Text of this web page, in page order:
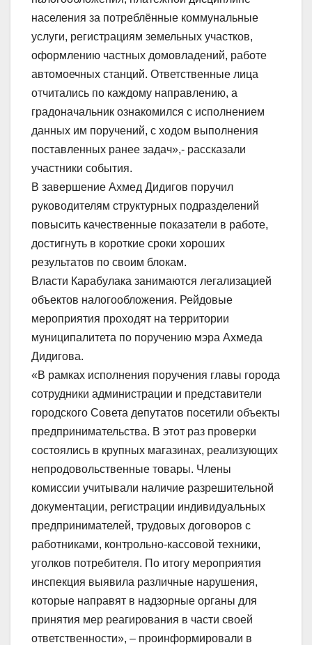
населения за потреблённые коммунальные
услуги, регистрациям земельных участков,
оформлению частных домовладений, работе
автомоечных станций. Ответственные лица
отчитались по каждому направлению, а
градоначальник ознакомился с исполнением
данных им поручений, с ходом выполнения
поставленных ранее задач»,- рассказали
участники события.
В завершение Ахмед Дидигов поручил
руководителям структурных подразделений
повысить качественные показатели в работе,
достигнуть в короткие сроки хороших
результатов по своим блокам.
Власти Карабулака занимаются легализацией
объектов налогообложения. Рейдовые
мероприятия проходят на территории
муниципалитета по поручению мэра Ахмеда
Дидигова.
«В рамках исполнения поручения главы города
сотрудники администрации и представители
городского Совета депутатов посетили объекты
предпринимательства. В этот раз проверки
состоялись в крупных магазинах, реализующих
непродовольственные товары. Члены
комиссии учитывали наличие разрешительной
документации, регистрации индивидуальных
предпринимателей, трудовых договоров с
работниками, контрольно-кассовой техники,
уголков потребителя. По итогу мероприятия
инспекция выявила различные нарушения,
которые направят в надзорные органы для
принятия мер реагирования в части своей
ответственности», – проинформировали в